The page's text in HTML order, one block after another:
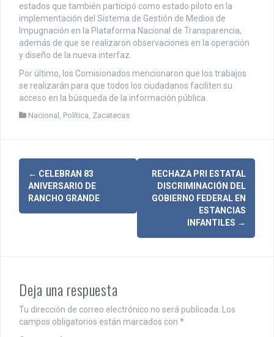
estados que también participó como estado piloto en la
implementación del Sistema de Gestión de Medios de
Impugnación en la Plataforma Nacional de Transparencia,
además de que se realizaron observaciones en la operación
y diseño de la nueva interfaz.
Por último, los Comisionados mencionaron que los trabajos
se realizarán para que todos los ciudadanos faciliten su
acceso en la búsqueda de la información pública.
Nacional Política Zacatecas
N
a
c
i
← CELEBRAN 83
ANIVERSARIO DE
RANCHO GRANDE
RECHAZA PRI ESTATAL
DISCRIMINACIÓN DEL
GOBIERNO FEDERAL EN
ESTANCIAS
INFANTILES →
Deja una respuesta
Tu dirección de correo electrónico no será publicada.
Los
campos obligatorios están marcados con *